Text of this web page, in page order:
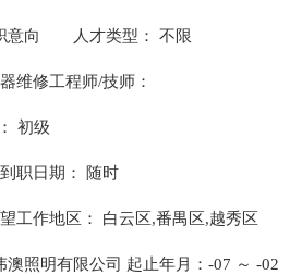
意向 人才类型： 不限
维修工程师/技师：
初级
职日期： 随时
工作地区： 白云区,番禺区,越秀区
澳照明有限公司 起止年月：-07 ～ -02